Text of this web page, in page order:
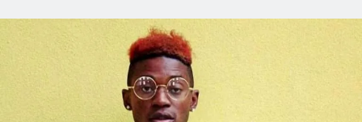
guerra: